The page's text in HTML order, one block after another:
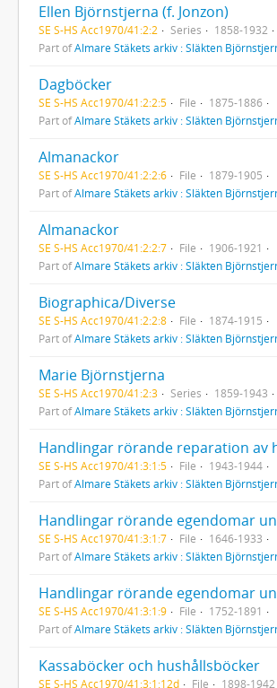
Ellen Björnstjerna (f. Jonzon)
SE S-HS Acc1970/41:2:2 Series
1858-1932
Part ofAlmare Stäkets arkiv : Släkten
Dagböcker
SE S-HS Acc1970/41:2:2:5 File
1875-1886
Part ofAlmare Stäkets arkiv : Släkten
Almanackor
SE S-HS Acc1970/41:2:2:6 File
1879-1905
Part ofAlmare Stäkets arkiv : Släkten
Almanackor
SE S-HS Acc1970/41:2:2:7 File
1906-1921
Part ofAlmare Stäkets arkiv : Släkten
Biographica/Diverse
SE S-HS Acc1970/41:2:2:8 File
1874-1915
Part ofAlmare Stäkets arkiv : Släkten
Marie Björnstjerna
SE S-HS Acc1970/41:2:3 Series
1859-1943
Part ofAlmare Stäkets arkiv : Släkten
SE S-HS Acc1970/41:3:1:5 File
1943-1944
Part ofAlmare Stäkets arkiv : Släkten
SE S-HS Acc1970/41:3:1:7 File
1646-1933
Part ofAlmare Stäkets arkiv : Släkten
SE S-HS Acc1970/41:3:1:9 File
1752-1891
Part ofAlmare Stäkets arkiv : Släkten
Kassaböcker och hushållsböcker
SE S-HS Acc1970/41:3:1:12d File 1898-1942